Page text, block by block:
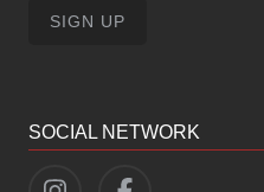
SOCIAL NETWORK